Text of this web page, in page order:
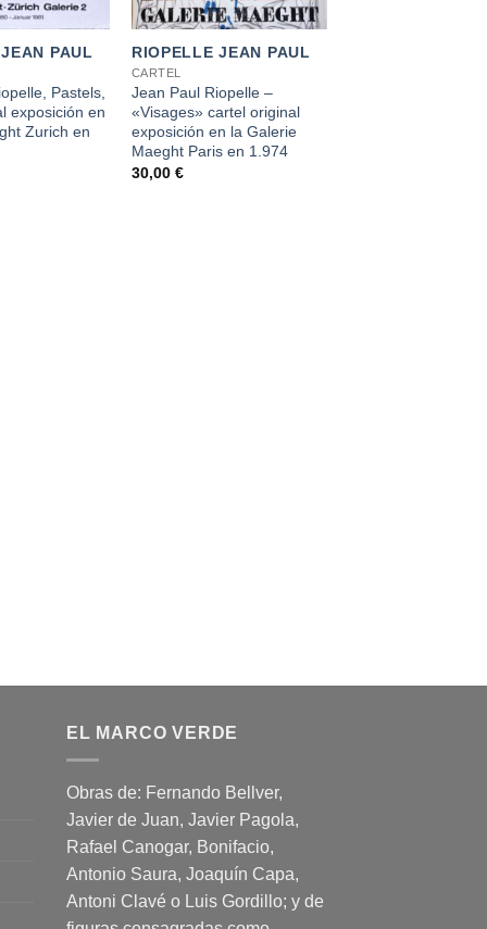
PAUL
Pastels,
exposición en
Zurich en
+
RIOPELLE JEAN PAUL
CARTEL
Jean Paul Riopelle –
«Visages» cartel original
exposición en la Galerie
Maeght Paris en 1.974
30,00 €
EL MARCO VERDE
Obras de: Fernando Bellver,
Javier de Juan, Javier Pagola,
Rafael Canogar, Bonifacio,
Antonio Saura, Joaquín Capa,
Antoni Clavé o Luis Gordillo; y de